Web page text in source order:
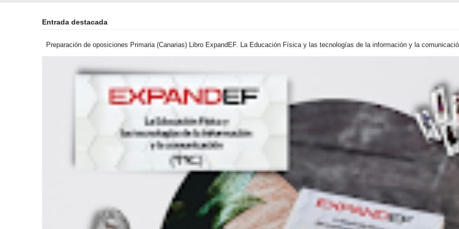
Entrada destacada
Preparación de oposiciones Primaria (Canarias) Libro ExpandEF. La Educación Física y las tecnologías de la información y la